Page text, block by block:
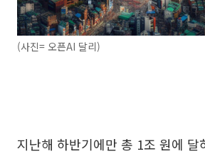
(사진= 오픈AI 달리)
지난해 하반기에만 총 1조 원에 달